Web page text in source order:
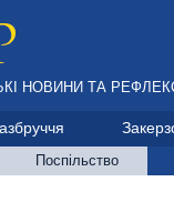
НОВИНИ ТА
Поспільство